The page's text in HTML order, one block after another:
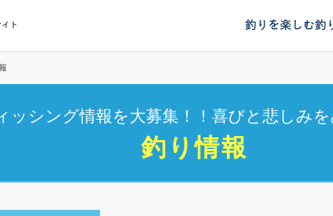
ト 釣りを楽しむ釣
ッシング情報を大募集！！喜びと悲しみを
釣り情報